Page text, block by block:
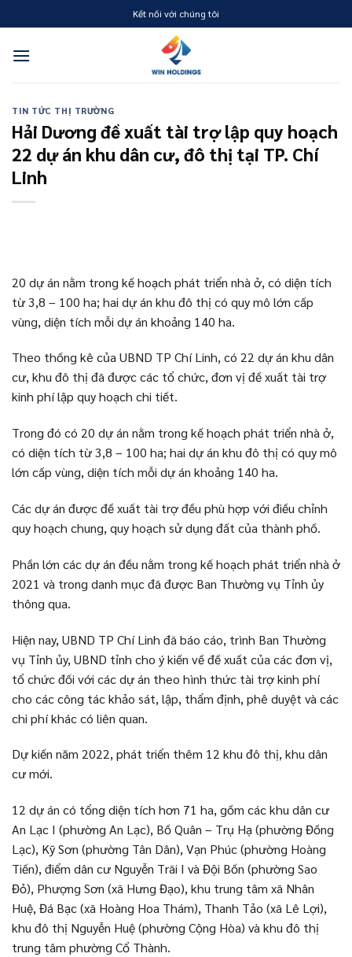
to
content
Kết nối với chúng tôi
TIN TỨC THỊ TRƯỜNG
Hải Dương đề xuất tài trợ lập quy hoạch
22 dự án khu dân cư, đô thị tại TP. Chí
Linh
20 dự án nằm trong kế hoạch phát triển nhà ở, có diện tích
từ 3,8 – 100 ha; hai dự án khu đô thị có quy mô lớn cấp
vùng, diện tích mỗi dự án khoảng 140 ha.
Theo thống kê của UBND TP Chí Linh, có 22 dự án khu dân
cư, khu đô thị đã được các tổ chức, đơn vị đề xuất tài trợ
kinh phí lập quy hoạch chi tiết.
Trong đó có 20 dự án nằm trong kế hoạch phát triển nhà ở,
có diện tích từ 3,8 – 100 ha; hai dự án khu đô thị có quy mô
lớn cấp vùng, diện tích mỗi dự án khoảng 140 ha.
Các dự án được đề xuất tài trợ đều phù hợp với điều chỉnh
quy hoạch chung, quy hoạch sử dụng đất của thành phố.
Phần lớn các dự án đều nằm trong kế hoạch phát triển nhà ở
2021 và trong danh mục đã được Ban Thường vụ Tỉnh ủy
thông qua.
Hiện nay, UBND TP Chí Linh đã báo cáo, trình Ban Thường
vụ Tỉnh ủy, UBND tỉnh cho ý kiến về đề xuất của các đơn vị,
tổ chức đối với các dự án theo hình thức tài trợ kinh phí
cho các công tác khảo sát, lập, thẩm định, phê duyệt và các
chi phí khác có liên quan.
Dự kiến năm 2022, phát triển thêm 12 khu đô thị, khu dân
cư mới.
12 dự án có tổng diện tích hơn 71 ha, gồm các khu dân cư
An Lạc I (phường An Lạc), Bồ Quân – Trụ Hạ (phường Đồng
Lạc), Kỹ Sơn (phường Tân Dân), Vạn Phúc (phường Hoàng
Tiến), điểm dân cư Nguyễn Trãi I và Đội Bốn (phường Sao
Đỏ), Phượng Sơn (xã Hưng Đạo), khu trung tâm xã Nhân
Huệ, Đá Bạc (xã Hoàng Hoa Thám), Thanh Tảo (xã Lê Lợi),
khu đô thị Nguyễn Huệ (phường Cộng Hòa) và khu đô thị
trung tâm phường Cổ Thành.